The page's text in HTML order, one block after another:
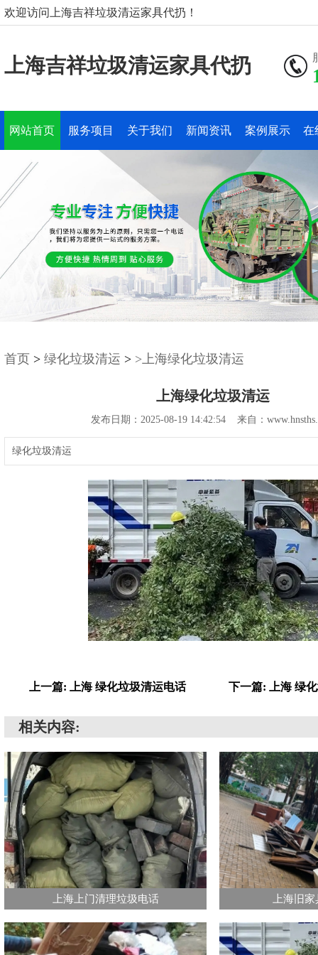
欢迎访问上海吉祥垃圾清运家具代扔！
上海吉祥垃圾清运家具代扔
网站首页 服务项目 关于我们 新闻资讯 案例展示 在
首页 > 绿化垃圾清运 > >上海绿化垃圾清运
上海绿化垃圾清运
发布日期：2025-08-19 14:42:54 来自：
绿化垃圾清运
上一篇: 上海 绿化垃圾清运电话 下一篇: 上海 绿
相关内容:
上海上门清理垃圾电话 上海旧